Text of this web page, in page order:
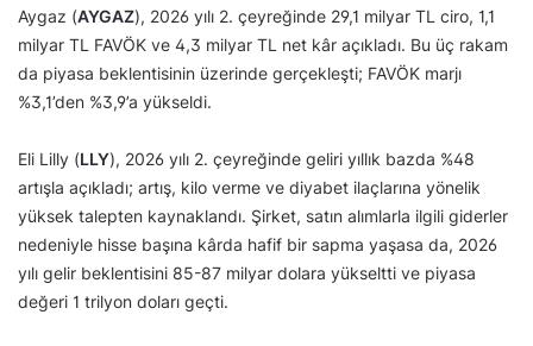
Aygaz (AYGAZ), 2026 yılı 2. çeyreğinde 29,1 milyar TL ciro, 1,1
milyar TL FAVÖK ve 4,3 milyar TL net kâr açıkladı. Bu üç rakam
da piyasa beklentisinin üzerinde gerçekleşti; FAVÖK marjı
%3,1’den %3,9’a yükseldi.
Eli Lilly (LLY), 2026 yılı 2. çeyreğinde geliri yıllık bazda %48
artışla açıkladı; artış, kilo verme ve diyabet ilaçlarına yönelik
yüksek talepten kaynaklandı. Şirket, satın alımlarla ilgili giderler
nedeniyle hisse başına kârda hafif bir sapma yaşasa da, 2026
yılı gelir beklentisini 85-87 milyar dolara yükseltti ve piyasa
değeri 1 trilyon doları geçti.